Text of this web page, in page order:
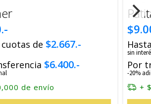
de $2.667.-
$6.400.-
de envío
sin
Por
-20%
+